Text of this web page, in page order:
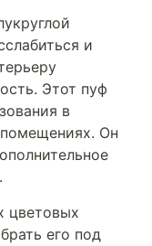
и
Этот пуф
в
Он
цветовых
его под